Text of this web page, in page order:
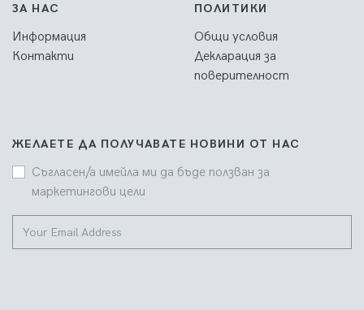
ЗА НАС
Информация
Контакти
ПОЛИТИКИ
Общи условия
Декларация за
поверителност
ЖЕЛАЕТЕ ДА ПОЛУЧАВАТЕ НОВИНИ ОТ НАС
Съгласен/а имейла ми да бъде ползван за
маркетингови цели